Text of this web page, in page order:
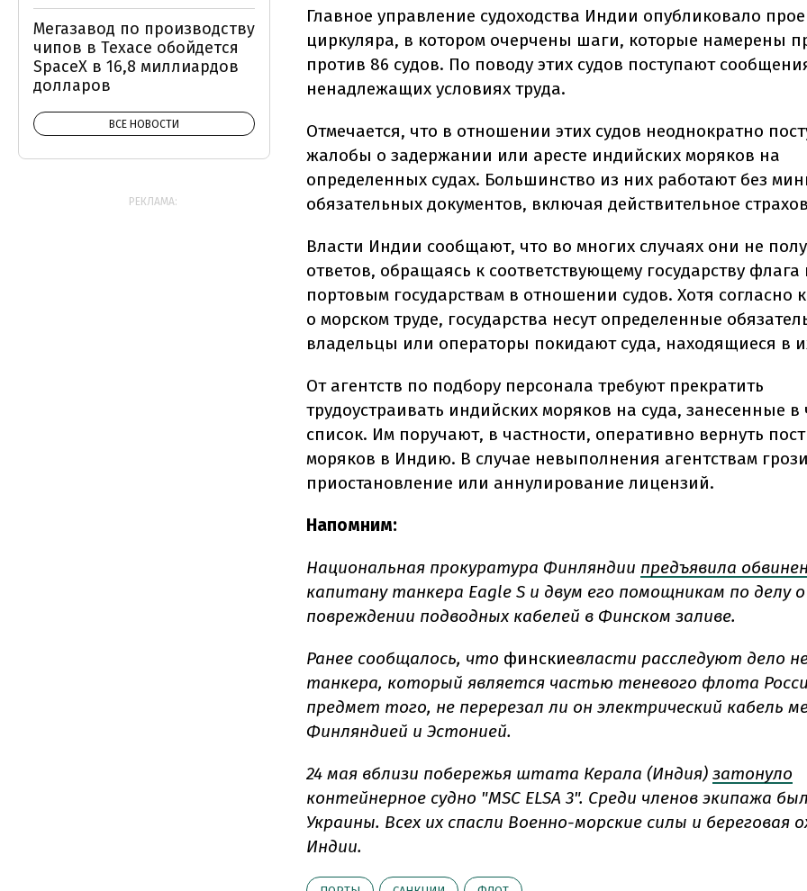
Главное управление судоходства Индии опубликовало
циркуляра, в котором очерчены шаги, которые намерены
против 86 судов. По поводу этих судов поступают
ненадлежащих условиях труда.
Отмечается, что в отношении этих судов неоднократно
жалобы о задержании или аресте индийских моряков на
определенных судах. Большинство из них работают без
обязательных документов, включая действительное
Власти Индии сообщают, что во многих случаях они не
ответов, обращаясь к соответствующему государству флага
портовым государствам в отношении судов. Хотя согласно
о морском труде, государства несут определенные
владельцы или операторы покидают суда, находящиеся в
От агентств по подбору персонала требуют прекратить
трудоустраивать индийских моряков на суда, занесенные
список. Им поручают, в частности, оперативно вернуть
моряков в Индию. В случае невыполнения агентствам
приостановление или аннулирование лицензий.
Напомним:
Национальная прокуратура Финляндии предъявила
капитану танкера Eagle S и двум его помощникам по делу о
повреждении подводных кабелей в Финском заливе.
Ранее сообщалось, что финскиевласти расследуют дело
танкера, который является частью теневого флота
предмет того, не перерезал ли он электрический кабель
Финляндией и Эстонией.
24 мая вблизи побережья штата Керала (Индия) затонуло
контейнерное судно "MSC ELSA 3". Среди членов экипажа
Украины. Всех их спасли Военно-морские силы и береговая
Индии.
Мегазавод по производству
чипов в Техасе обойдется
SpaceX в 16,8 миллиардов
долларов
ВСЕ НОВОСТИ
РЕКЛАМА: